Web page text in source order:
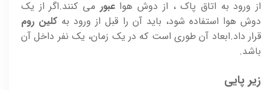
از ورود به اتاق پاک ، از دوش هواعبور می کنند.اگر از يک
دوش هوا استفاده شود، بايد آن را قبل از ورود به کلين روم
قرار داد.ابعاد آن طوری است که در يک زمان، يک نفر داخل آن
باشد.
زیر پایی